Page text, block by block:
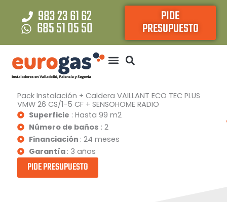
contenido
983 23 61 62
685 51 05 50
PIDE
PRESUPUESTO
Pack Instalación + Caldera VAILLANT ECO TEC PLUS
VMW 26 CS/1-5 CF + SENSOHOME RADIO
Superficie : Hasta 99 m2
Número de baños : 2
Financiación : 24 meses
Garantía : 3 años
PIDE PRESUPUESTO